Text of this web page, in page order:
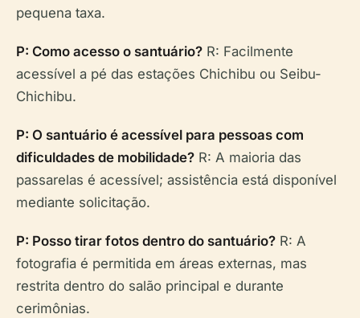
pequena taxa.
P: Como acesso o santuário? R: Facilmente
acessível a pé das estações Chichibu ou Seibu-
Chichibu.
P: O santuário é acessível para pessoas com
dificuldades de mobilidade? R: A maioria das
passarelas é acessível; assistência está disponível
mediante solicitação.
P: Posso tirar fotos dentro do santuário? R: A
fotografia é permitida em áreas externas, mas
restrita dentro do salão principal e durante
cerimônias.